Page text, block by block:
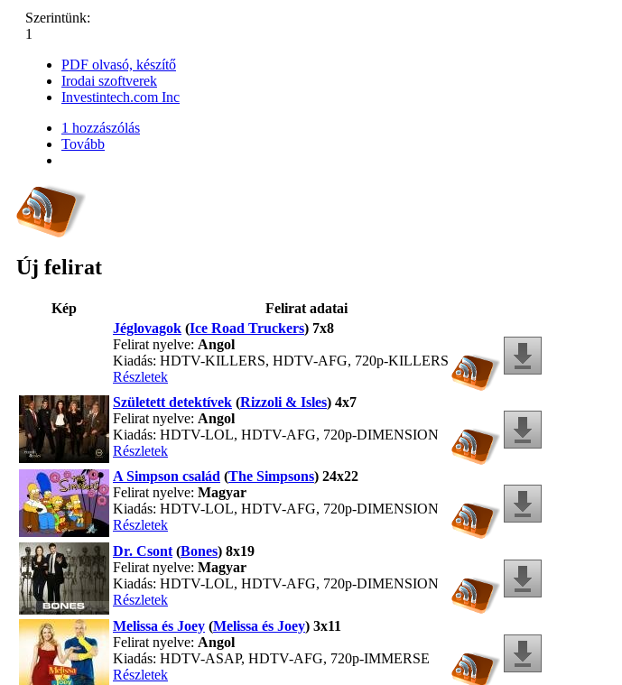
Szerintünk:
1
PDF olvasó, készítő
Irodai szoftverek
Investintech.com Inc
1 hozzászólás
Tovább
Új felirat
Kép
Felirat adatai
Jéglovagok (Ice Road Truckers) 7x8
Felirat nyelve: Angol
Kiadás: HDTV-KILLERS, HDTV-AFG, 720p-KILLERS
Részletek
Született detektívek (Rizzoli & Isles) 4x7
Felirat nyelve: Angol
Kiadás: HDTV-LOL, HDTV-AFG, 720p-DIMENSION
Részletek
A Simpson család (The Simpsons) 24x22
Felirat nyelve: Magyar
Kiadás: HDTV-LOL, HDTV-AFG, 720p-DIMENSION
Részletek
Dr. Csont (Bones) 8x19
Felirat nyelve: Magyar
Kiadás: HDTV-LOL, HDTV-AFG, 720p-DIMENSION
Részletek
Melissa és Joey (Melissa és Joey) 3x11
Felirat nyelve: Angol
Kiadás: HDTV-ASAP, HDTV-AFG, 720p-IMMERSE
Részletek